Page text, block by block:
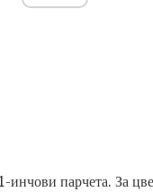
инчови парчета. За